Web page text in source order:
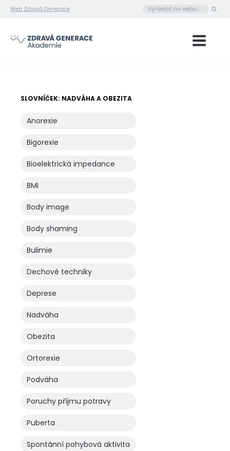
Web Zdravá Generace
SLOVNÍČEK: NADVÁHA A OBEZITA
Anorexie
Bigorexie
Bioelektrická impedance
BMI
Body image
Body shaming
Bulimie
Dechové techniky
Deprese
Nadváha
Obezita
Ortorexie
Podváha
Poruchy příjmu potravy
Puberta
Spontánní pohybová aktivita